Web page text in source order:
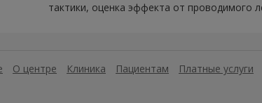
тактики, оценка эффекта от проводимого
О центре Клиника Пациентам Платные услуги